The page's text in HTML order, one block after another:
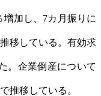
増加し、7カ月振りに
移している。有効求
。企業倒産について
推移している。